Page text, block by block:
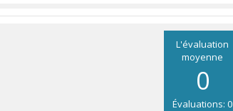
L'évaluation
moyenne
0
Évaluations: 0